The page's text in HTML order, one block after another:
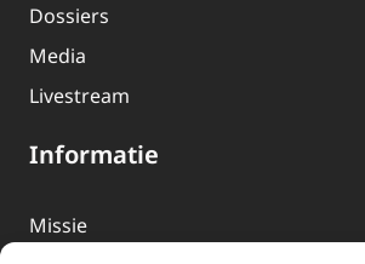
Dossiers
Media
Livestream
Informatie
Missie